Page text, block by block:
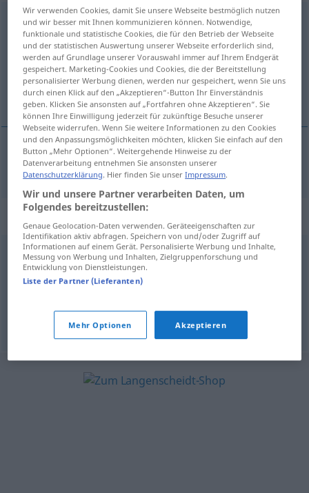
adaptierenv/t <ohnege->
Übersicht aller Übersetzungen
(Für mehr Details die Übersetzung anklicken/antippen)
adaptar
adaptar adaptieren TV
Synonyme für "adaptieren"
einsetzen,anpassen
© OpenThesaurus.de
Wir verwenden Cookies, damit Sie unsere Webseite bestmöglich nutzen
und wir besser mit Ihnen kommunizieren können. Notwendige,
funktionale und statistische Cookies, die für den Betrieb der Webseite
und der statistischen Auswertung unserer Webseite erforderlich sind,
werden auf Grundlage unserer Vorauswahl immer auf Ihrem Endgerät
gespeichert. Marketing-Cookies und Cookies, die der Bereitstellung
personalisierter Werbung dienen, werden nur gespeichert, wenn Sie uns
durch einen Klick auf den „Akzeptieren“-Button Ihr Einverständnis
geben. Klicken Sie ansonsten auf „Fortfahren ohne Akzeptieren“. Sie
können Ihre Einwilligung jederzeit für zukünftige Besuche unserer
Webseite widerrufen. Wenn Sie weitere Informationen zu den Cookies
und den Anpassungsmöglichkeiten möchten, klicken Sie einfach auf den
Button „Mehr Optionen“. Weitergehende Hinweise zu der
Datenverarbeitung entnehmen Sie ansonsten unserer
Datenschutzerklärung. Hier finden Sie unserImpressum.
Wir und unsere Partner verarbeiten Daten, um
Folgendes bereitzustellen:
Genaue Geolocation-Daten verwenden. Geräteeigenschaften zur
Identifikation aktiv abfragen. Speichern von und/oder Zugriff auf
Informationen auf einem Gerät. Personalisierte Werbung und Inhalte,
Messung von Werbung und Inhalten, Zielgruppenforschung und
Entwicklung von Dienstleistungen.
Liste der Partner (Lieferanten)
Mehr Optionen Akzeptieren